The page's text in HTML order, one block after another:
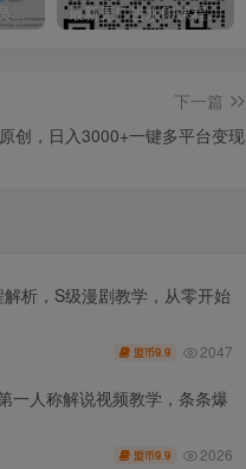
最新无广告水印课程资源 长期更新
下一篇
创，日入3000+一键多平台变现
析，S级漫剧教学，从零开始
盟币9.9 2047
一人称解说视频教学，条条爆
盟币9.9 2026